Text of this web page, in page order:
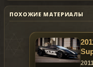
ПОХОЖИЕ МАТЕРИАЛЫ